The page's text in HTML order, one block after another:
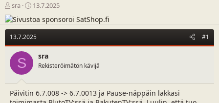
V
i
e
s
t
i
k
j
u
sra
A
o
i
t
u
s
p
i
v
13.7.2025
13.7.2025 #1
S sra
Rekisteröimätön kävijä
Päivitin 6.7.008 -> 6.7.0013 ja Pause-näppäin lakkasi